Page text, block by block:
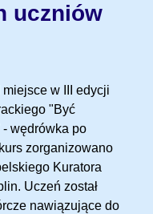
uczniów
miejsce w III edycji
"Być
- wędrówka po
zorganizowano
Kuratora
Uczeń został
nawiązujące do